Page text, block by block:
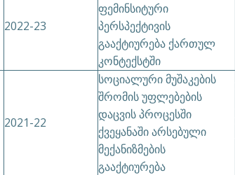
2022-23
ფემინსიტური
პერსპექტივის
გააქტიურება ქართულ
კონტექსტში
2021-22
სოციალური მუშაკების
შრომის უფლებების
დაცვის პროცესში
ქვეყანაში არსებული
მექანიზმების
გააქტიურება